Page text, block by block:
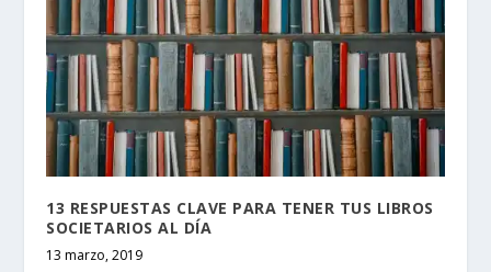
13 RESPUESTAS CLAVE PARA TENER TUS LIBROS
SOCIETARIOS AL DÍA
13 marzo, 2019